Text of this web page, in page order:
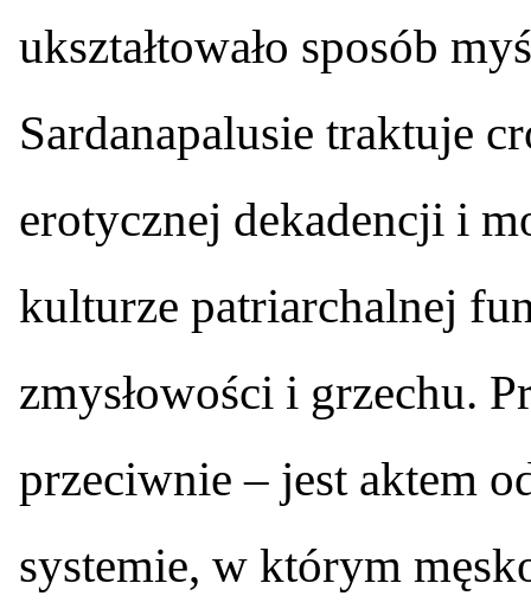
ukształtowało sposób
Sardanapalusie traktuje
erotycznej dekadencji i
kulturze patriarchalnej
zmysłowości i grzechu.
przeciwnie – jest aktem
systemie, w którym